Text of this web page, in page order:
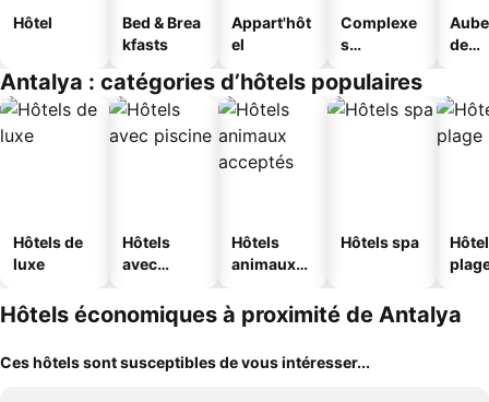
Hôtel
Bed & Brea
kfasts
Appart'hôt
el
Complexe
s
s
de
Antalya : catégories d’hôtels populaires
Hôtels de
luxe
Hôtels
avec
Hôtels
animaux
Hôtels spa
Hôtels économiques à proximité de Antalya
Ces hôtels sont susceptibles de vous intéresser...